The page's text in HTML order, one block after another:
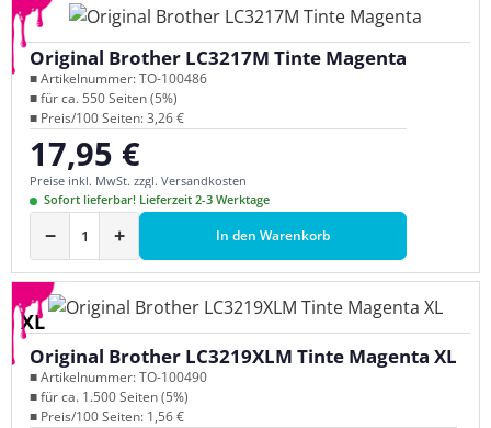
Original Brother LC3217M Tinte Magenta
■ Artikelnummer: TO-100486
■ für ca. 550 Seiten (5%)
■ Preis/100 Seiten: 3,26 €
Regulärer Preis:
17,95 €
Preise inkl. MwSt. zzgl. Versandkosten
Sofort lieferbar! Lieferzeit 2-3 Werktage
− + In den Warenkorb
XL
Original Brother LC3219XLM Tinte Magenta XL
■ Artikelnummer: TO-100490
■ für ca. 1.500 Seiten (5%)
■ Preis/100 Seiten: 1,56 €